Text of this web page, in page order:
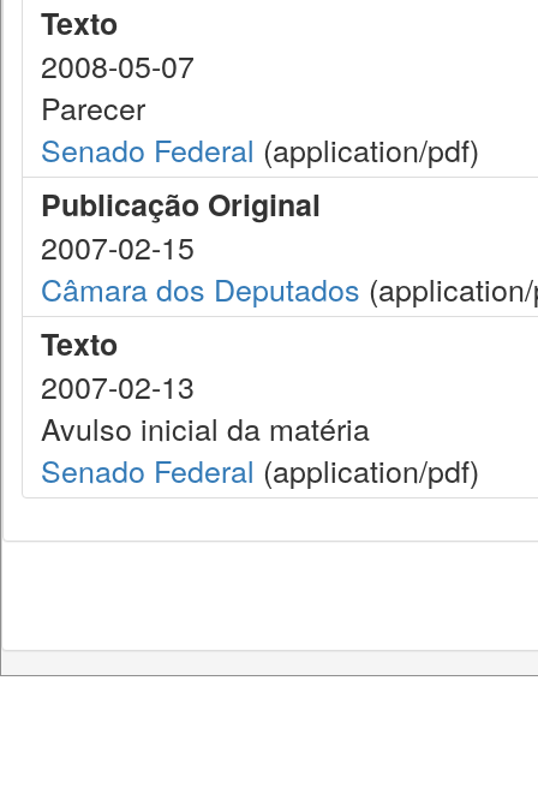
Texto
2008-05-07
Parecer
Senado Federal (application/pdf)
Publicação Original
2007-02-15
Câmara dos Deputados
Texto
2007-02-13
Avulso inicial da matéria
Senado Federal (application/pdf)